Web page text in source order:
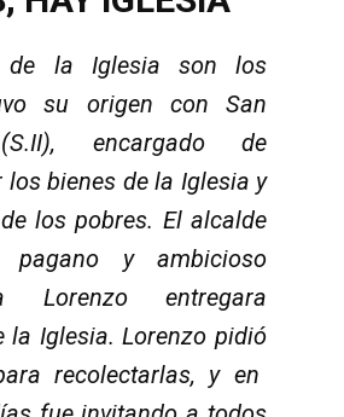
de la Iglesia son los
su origen con San
encargado de
bienes de la Iglesia y
los pobres. El alcalde
pagano y ambicioso
entregara
la Iglesia. Lorenzo pidió
recolectarlas, y en